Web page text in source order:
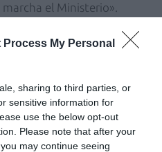
Process My Personal
sharing to third parties, or
sensitive information for
use the below opt-out
Please note that after your
may continue seeing
el Ministerio».
positivamente el
la red de farmacias para
del VIH,
de diagnóstico que
farmacias con la